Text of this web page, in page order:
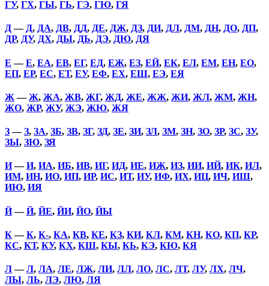
ГУ, ГХ, ГЫ, ГЬ, ГЭ, ГЮ, ГЯ
Д— Д, ДА, ДВ, ДД, ДЕ, ДЖ, ДЗ, ДИ, ДЛ, ДМ, ДН, ДО, ДП,
ДР, ДУ, ДХ, ДЫ, ДЬ, ДЭ, ДЮ, ДЯ
Е —Е, ЕА, ЕВ, ЕГ, ЕД, ЕЖ, ЕЗ, ЕЙ, ЕК, ЕЛ, ЕМ, ЕН, ЕО,
ЕП, ЕР, ЕС, ЕТ, ЕУ, ЕФ, ЕХ, ЕШ, ЕЭ, ЕЯ
Ж —Ж, ЖА, ЖВ, ЖГ, ЖД, ЖЕ, ЖЖ, ЖИ, ЖЛ, ЖМ, ЖН,
ЖО, ЖР, ЖУ, ЖЭ, ЖЮ, ЖЯ
З—З, ЗА, ЗБ, ЗВ, ЗГ, ЗД, ЗЕ, ЗИ, ЗЛ, ЗМ, ЗН, ЗО, ЗР, ЗС, ЗУ,
ЗЫ, ЗЮ, ЗЯ
И—И, ИА, ИБ, ИВ, ИГ, ИД, ИЕ, ИЖ, ИЗ, ИИ, ИЙ, ИК, ИЛ,
ИМ, ИН, ИО, ИП, ИР, ИС, ИТ, ИУ, ИФ, ИХ, ИЦ, ИЧ, ИШ,
ИЮ, ИЯ
Й—Й, ЙЕ, ЙИ, ЙО, ЙЫ
К—К, К-, КА, КВ, КЕ, КЗ, КИ, КЛ, КМ, КН, КО, КП, КР,
КС, КТ, КУ, КХ, КШ, КЫ, КЬ, КЭ, КЮ, КЯ
Л—Л, ЛА, ЛЕ, ЛЖ, ЛИ, ЛЛ, ЛО, ЛС, ЛТ, ЛУ, ЛХ, ЛЧ,
ЛЫ, ЛЬ, ЛЭ, ЛЮ, ЛЯ